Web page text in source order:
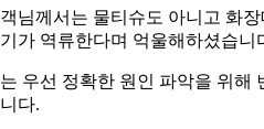
님께서는 물티슈도 아니고 화
가 역류한다며 억울해하셨습니
우선 정확한 원인 파악을 위해
다.